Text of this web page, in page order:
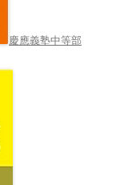
慶應義塾中等部